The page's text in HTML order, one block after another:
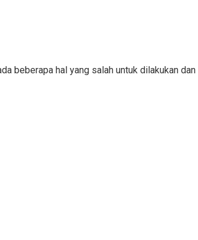
beberapa hal yang salah untuk dilakukan